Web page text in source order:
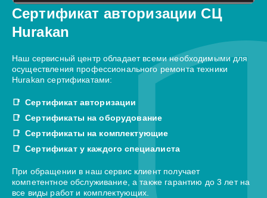
Сертификат авторизации СЦ
Hurakan
Наш сервисный центр обладает всеми необходимыми для
осуществления профессионального ремонта техники
Hurakan сертификатами:
Сертификат авторизации
Сертификаты на оборудование
Сертификаты на комплектующие
Сертификат у каждого специалиста
При обращении в наш сервис клиент получает
компетентное обслуживание, а также гарантию до 3 лет на
все виды работ и комплектующих.